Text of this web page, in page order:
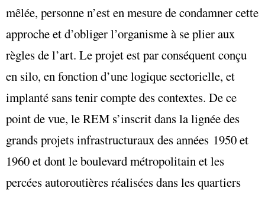
mêlée, personne n’est en mesure de condamner cette
approche et d’obliger l’organisme à se plier aux
règles de l’art. Le projet est par conséquent conçu
en silo, en fonction d’une logique sectorielle, et
implanté sans tenir compte des contextes. De ce
point de vue, le REM s’inscrit dans la lignée des
grands projets infrastructuraux des années 1950 et
1960 et dont le boulevard métropolitain et les
percées autoroutières réalisées dans les quartiers